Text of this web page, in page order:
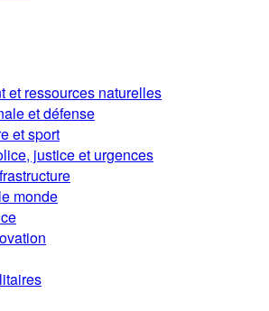
et ressources naturelles
et défense
et sport
justice et urgences
monde